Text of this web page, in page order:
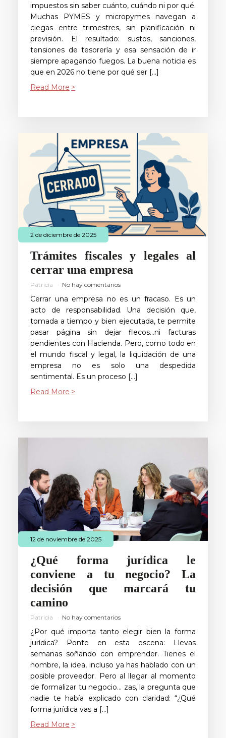
impuestos sin saber cuánto, cuándo ni por qué.
Muchas PYMES y micropymes navegan a
ciegas entre trimestres, sin planificación ni
previsión. El resultado: sustos, sanciones,
tensiones de tesorería y esa sensación de ir
siempre apagando fuegos. La buena noticia es
que en 2026 no tiene por qué ser […]
Read More
2 de diciembre de 2025
Trámites fiscales y legales al
cerrar una empresa
Patricia No hay comentarios
Cerrar una empresa no es un fracaso. Es un
acto de responsabilidad. Una decisión que,
tomada a tiempo y bien ejecutada, te permite
pasar página sin dejar flecos…ni facturas
pendientes con Hacienda. Pero, como todo en
el mundo fiscal y legal, la liquidación de una
empresa no es solo una despedida
sentimental. Es un proceso […]
Read More
12 de noviembre de 2025
¿Qué forma jurídica le
conviene a tu negocio? La
decisión que marcará tu
camino
Patricia No hay comentarios
¿Por qué importa tanto elegir bien la forma
jurídica? Ponte en esta escena: Llevas
semanas soñando con emprender. Tienes el
nombre, la idea, incluso ya has hablado con un
posible proveedor. Pero al llegar al momento
de formalizar tu negocio… zas, la pregunta que
nadie te había explicado con claridad: “¿Qué
forma jurídica vas a […]
Read More